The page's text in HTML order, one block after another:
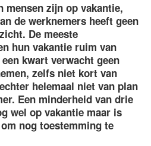
mensen zijn op vakantie,
de werknemers heeft geen
De meeste
hun vakantie ruim van
kwart verwacht geen
zelfs niet kort van
helemaal niet van plan
Een minderheid van drie
wel op vakantie maar is
nog toestemming te